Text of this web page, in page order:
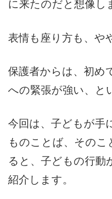
に来たのだと想像し
表情も座り方も、や
保護者からは、初め
への緊張が強い、と
今回は、子どもが手
ものことば、そのこ
ると、子どもの行動
紹介します。